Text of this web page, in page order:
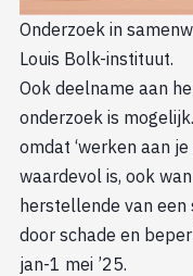
Onderzoek in
Louis Bolk-instituut.
Ook deelname aan
onderzoek is
omdat ‘werken aan
waardevol is, ook
herstellende van een
door schade en
jan-1 mei ’25.